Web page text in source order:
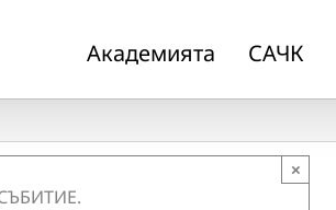
Академията САЧК
×